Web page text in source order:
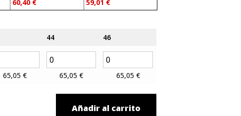
60,40 €
59,01 €
44
46
65,05 € 65,05 € 65,05 €
Añadir al carrito